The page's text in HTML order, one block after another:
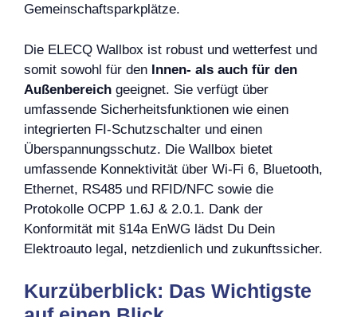
Gemeinschaftsparkplätze.
Die ELECQ Wallbox ist robust und wetterfest und
somit sowohl für den Innen- als auch für den
Außenbereich geeignet. Sie verfügt über
umfassende Sicherheitsfunktionen wie einen
integrierten FI-Schutzschalter und einen
Überspannungsschutz. Die Wallbox bietet
umfassende Konnektivität über Wi-Fi 6, Bluetooth,
Ethernet, RS485 und RFID/NFC sowie die
Protokolle OCPP 1.6J & 2.0.1. Dank der
Konformität mit §14a EnWG lädst Du Dein
Elektroauto legal, netzdienlich und zukunftssicher.
Kurzüberblick: Das Wichtigste